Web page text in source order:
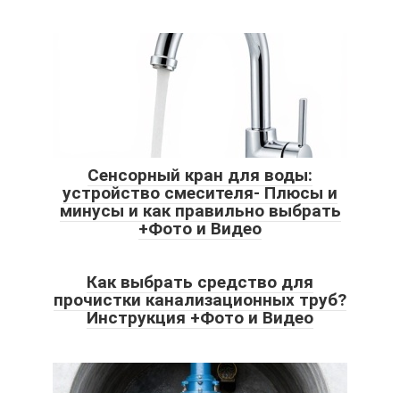
Сенсорный кран для воды:
устройство смесителя- Плюсы и
минусы и как правильно выбрать
+Фото и Видео
Как выбрать средство для
прочистки канализационных труб?
Инструкция +Фото и Видео